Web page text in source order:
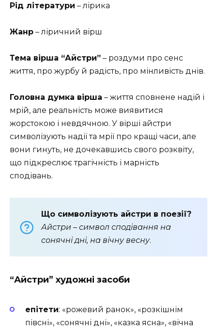
Рід літератури – лірика
Жанр – ліричний вірш
Тема вірша “Айстри” – роздуми про сенс
життя, про журбу й радість, про мінливість днів.
Головна думка вірша – життя сповнене надій і
мрій, але реальність може виявитися
жорстокою і невдячною. У вірші айстри
символізують надії та мрії про кращі часи, але
вони гинуть, не дочекавшись свого розквіту,
що підкреслює трагічність і марність
сподівань.
Що символізують айстри в поезії?
Айстри – символ сподівання на
сонячні дні, на вічну весну.
“Айстри” художні засоби
епітети: «рожевий ранок», «розкішнім
півсні», «сонячні дні», «казка ясна», «вічна